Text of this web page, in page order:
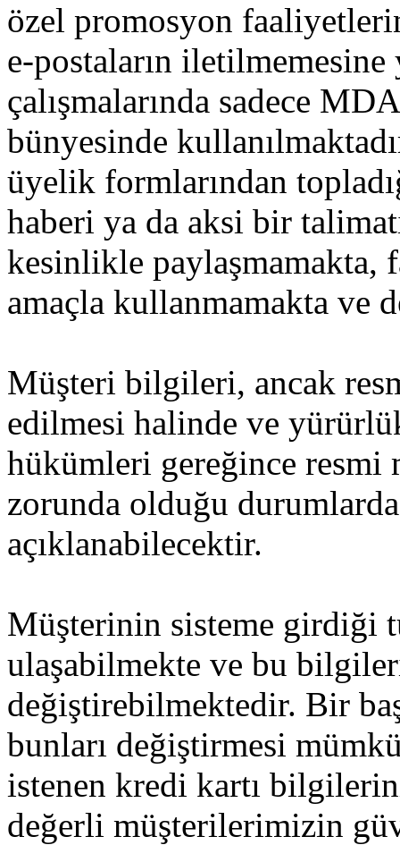
özel promosyon
e-postaların
çalışmalarında sadece
bünyesinde
üyelik formlarından
haberi ya da aksi bir
kesinlikle paylaşmamakta,
amaçla kullanmamakta ve
Müşteri bilgileri, ancak
edilmesi halinde ve
hükümleri gereğince resmi
zorunda olduğu
açıklanabilecektir.
Müşterinin sisteme girdiği
ulaşabilmekte ve bu
değiştirebilmektedir. Bir
bunları değiştirmesi
istenen kredi kartı
değerli müşterilerimizin